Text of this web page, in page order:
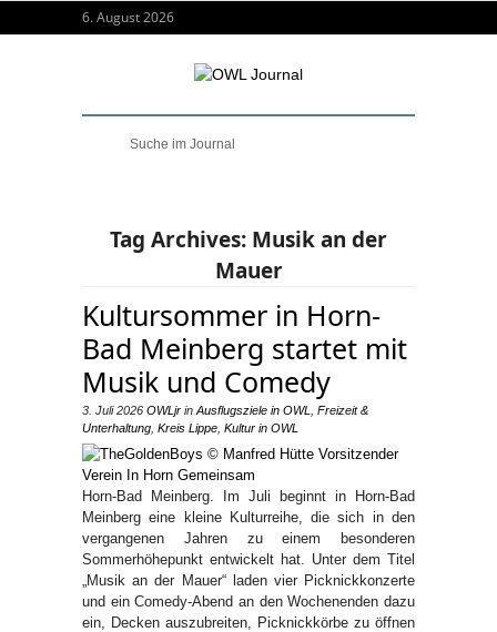
6. August 2026
Tag Archives: Musik an der
Mauer
Kultursommer in Horn-
Bad Meinberg startet mit
Musik und Comedy
3. Juli 2026 OWLjr in Ausflugsziele in OWL
Freizeit &
Unterhaltung Kreis Lippe Kultur in OWL
Horn-Bad Meinberg. Im Juli beginnt in Horn-Bad
Meinberg eine kleine Kulturreihe, die sich in den
vergangenen Jahren zu einem besonderen
Sommerhöhepunkt entwickelt hat. Unter dem Titel
„Musik an der Mauer“ laden vier Picknickkonzerte
und ein Comedy-Abend an den Wochenenden dazu
ein, Decken auszubreiten, Picknickkörbe zu öffnen